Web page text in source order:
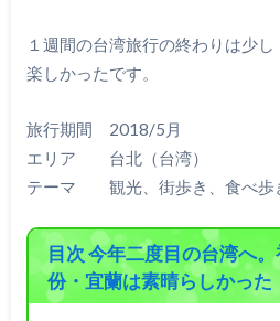
１週間の台湾旅行の終わりは少
楽しかったです。
旅行期間 2018/5月
エリア 台北（台湾）
テーマ 観光、街歩き、食べ歩
目次 今年二度目の台湾へ
份・宜蘭は素晴らしかった